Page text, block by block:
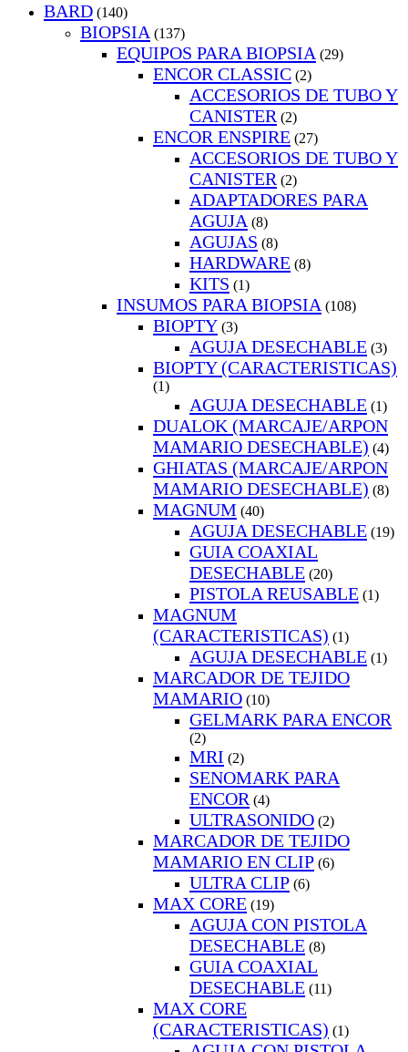
BARD (140)
BIOPSIA (137)
EQUIPOS PARA BIOPSIA (29)
ENCOR CLASSIC (2)
ACCESORIOS DE TUBO Y
CANISTER (2)
ENCOR ENSPIRE (27)
ACCESORIOS DE TUBO Y
CANISTER (2)
ADAPTADORES PARA
AGUJA (8)
AGUJAS (8)
HARDWARE (8)
KITS (1)
INSUMOS PARA BIOPSIA (108)
BIOPTY (3)
AGUJA DESECHABLE (3)
BIOPTY (CARACTERISTICAS)
(1)
AGUJA DESECHABLE (1)
DUALOK (MARCAJE/ARPON
MAMARIO DESECHABLE) (4)
GHIATAS (MARCAJE/ARPON
MAMARIO DESECHABLE) (8)
MAGNUM (40)
AGUJA DESECHABLE (19)
GUIA COAXIAL
DESECHABLE (20)
PISTOLA REUSABLE (1)
MAGNUM
(CARACTERISTICAS) (1)
AGUJA DESECHABLE (1)
MARCADOR DE TEJIDO
MAMARIO (10)
GELMARK PARA ENCOR
(2)
MRI (2)
SENOMARK PARA
ENCOR (4)
ULTRASONIDO (2)
MARCADOR DE TEJIDO
MAMARIO EN CLIP (6)
ULTRA CLIP (6)
MAX CORE (19)
AGUJA CON PISTOLA
DESECHABLE (8)
GUIA COAXIAL
DESECHABLE (11)
MAX CORE
(CARACTERISTICAS) (1)